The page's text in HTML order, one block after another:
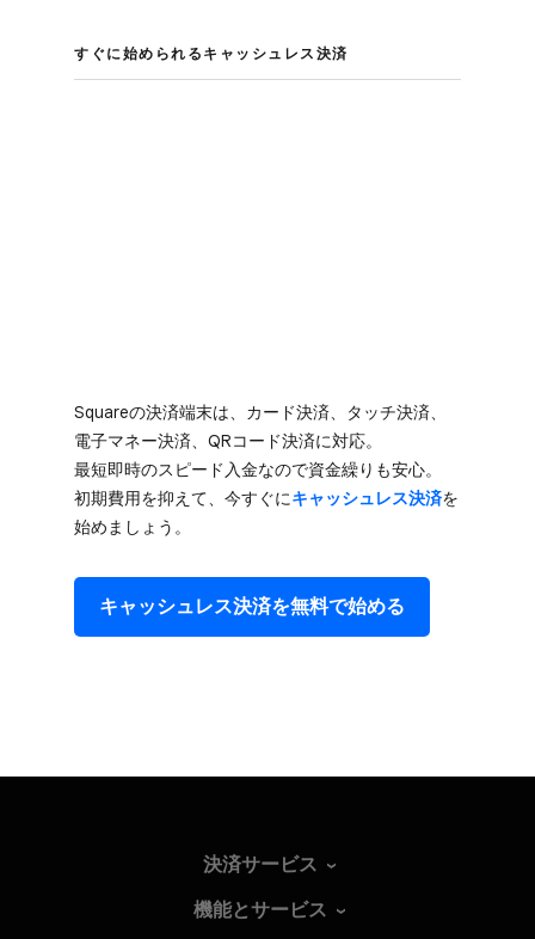
すぐに​始められる​キャッシュレス決済
Squareの​決済端末は、​カード決済、​タッチ決済、​
電子マネー決済、​QRコード決済に​対応。​
最短即時の​スピード入金なので​資金繰りも​安心。​
初期費用を​抑えて、​今すぐに​キャッシュレス決済を​
始めましょう。
キャッシュレス決済を​無料で​始める
決済サービス
機能とサービス